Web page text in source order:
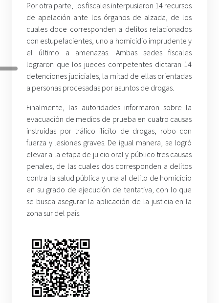
Por otra parte, los fiscales interpusieron 14 recursos
de apelación ante los órganos de alzada, de los
cuales doce corresponden a delitos relacionados
con estupefacientes, uno a homicidio imprudente y
el último a amenazas. Ambas sedes fiscales
lograron que los jueces competentes dictaran 14
detenciones judiciales, la mitad de ellas orientadas
a personas procesadas por asuntos de drogas.
Finalmente, las autoridades informaron sobre la
evacuación de medios de prueba en cuatro causas
instruidas por tráfico ilícito de drogas, robo con
fuerza y lesiones graves. De igual manera, se logró
elevar a la etapa de juicio oral y público tres causas
penales, de las cuales dos corresponden a delitos
contra la salud pública y una al delito de homicidio
en su grado de ejecución de tentativa, con lo que
se busca asegurar la aplicación de la justicia en la
zona sur del país.